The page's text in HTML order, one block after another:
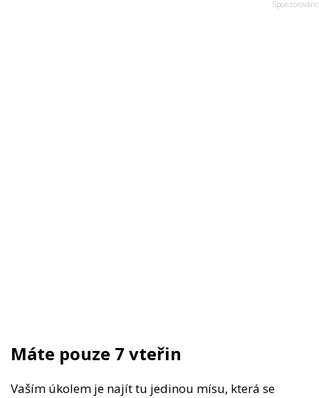
Máte pouze 7 vteřin
Vaším úkolem je najít tu jedinou mísu, která se